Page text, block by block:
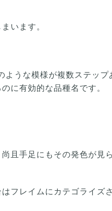
います。
ような模様が複数ステップ
に有効的な品種名です。
且手足にもその発色が見
フレイムにカテゴライズさ